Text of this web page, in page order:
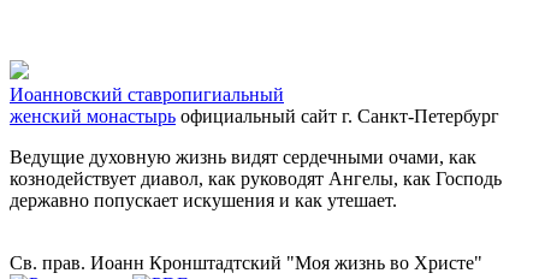
Иоанновский ставропигиальный
женский монастырь официальный сайт г. Санкт-Петербург
Ведущие духовную жизнь видят сердечными очами, как
кознодействует диавол, как руководят Ангелы, как Господь
державно попускает искушения и как утешает.
Св. прав. Иоанн Кронштадтский "Моя жизнь во Христе"